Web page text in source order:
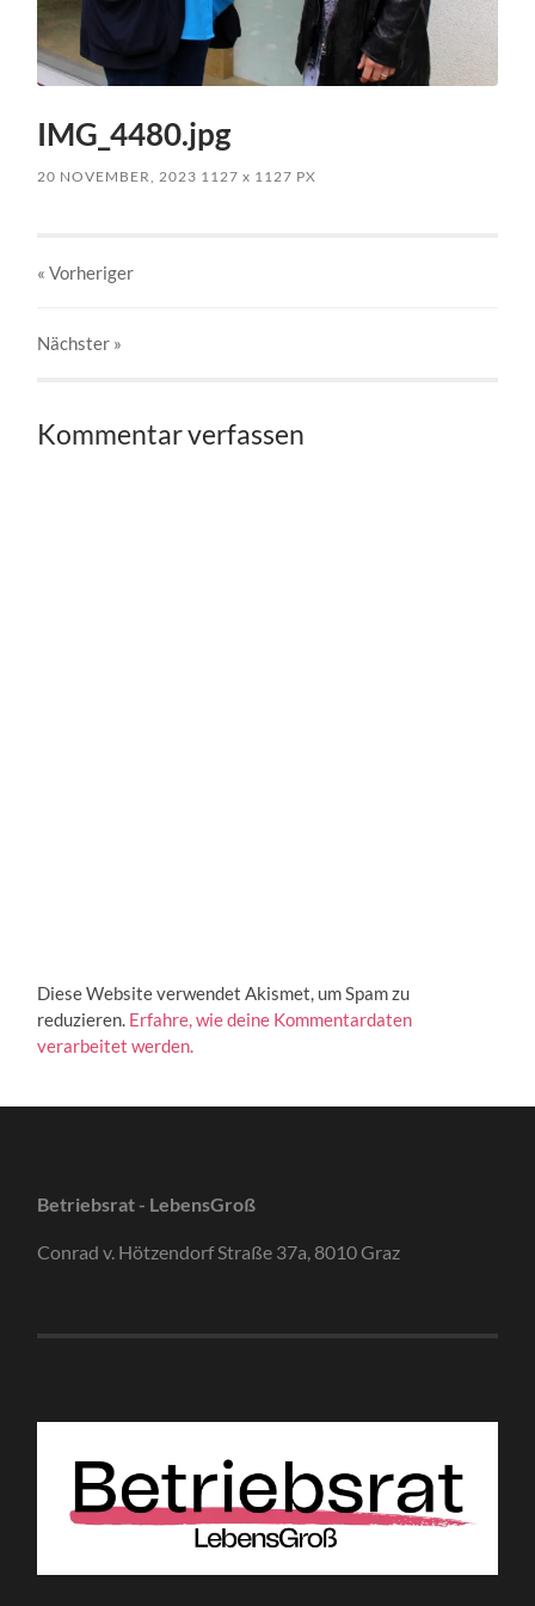
IMG_4480.jpg
20 NOVEMBER, 2023 1127x 1127 PX
« Vorheriger
Nächster »
Kommentar verfassen
Diese Website verwendet Akismet, um Spam zu
reduzieren. Erfahre, wie deine Kommentardaten
verarbeitet werden.
Betriebsrat - LebensGroß
Conrad v. Hötzendorf Straße 37a, 8010 Graz